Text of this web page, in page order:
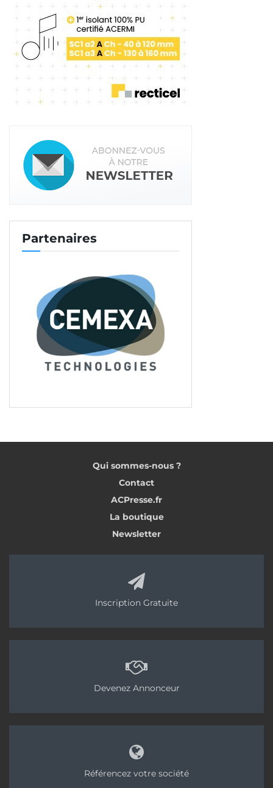
Partenaires
Qui sommes-nous ?
Contact
ACPresse.fr
La boutique
Newsletter
Inscription Gratuite
Devenez Annonceur
Référencez votre société